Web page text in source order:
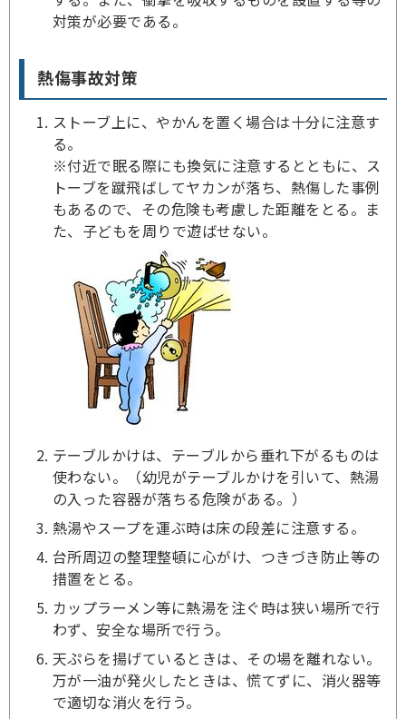
対策が必要である。
熱傷事故対策
ストーブ上に、やかんを置く場合は十分に注意す
る。
※付近で眠る際にも換気に注意するとともに、ス
トーブを蹴飛ばしてヤカンが落ち、熱傷した事例
もあるので、その危険も考慮した距離をとる。ま
た、子どもを周りで遊ばせない。
テーブルかけは、テーブルから垂れ下がるものは
使わない。（幼児がテーブルかけを引いて、熱湯
の入った容器が落ちる危険がある。）
熱湯やスープを運ぶ時は床の段差に注意する。
台所周辺の整理整頓に心がけ、つきづき防止等の
措置をとる。
カップラーメン等に熱湯を注ぐ時は狭い場所で行
わず、安全な場所で行う。
天ぷらを揚げているときは、その場を離れない。
万が一油が発火したときは、慌てずに、消火器等
で適切な消火を行う。